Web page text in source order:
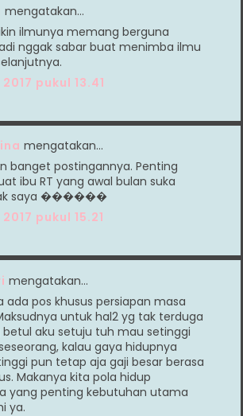
mengatakan…
ilmunya memang berguna
nggak sabar buat menimba ilmu
pukul 13.41
mengatakan…
banget postingannya. Penting
ibu RT yang awal bulan suka
saya ������
pukul 15.21
mengatakan…
ada pos khusus persiapan masa
untuk hal2 yg tak terduga
aku setuju tuh mau setinggi
kalau gaya hidupnya
pun tetap aja gaji besar berasa
Makanya kita pola hidup
yang penting kebutuhan utama
ya.